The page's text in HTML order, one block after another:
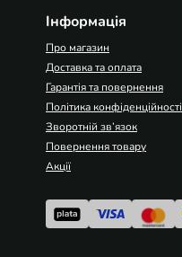
Інформація
Про магазин
Доставка та оплата
Гарантія та повернення
Політика конфіденційності
Зворотній зв’язок
Повернення товару
Акції